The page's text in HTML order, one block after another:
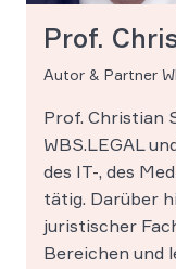
Prof.
Autor & Partner
Prof. Christian
WBS.LEGAL
des IT-, des
tätig. Darüber
juristischer
Bereichen und